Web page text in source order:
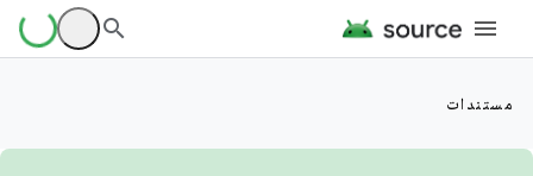
مستندات